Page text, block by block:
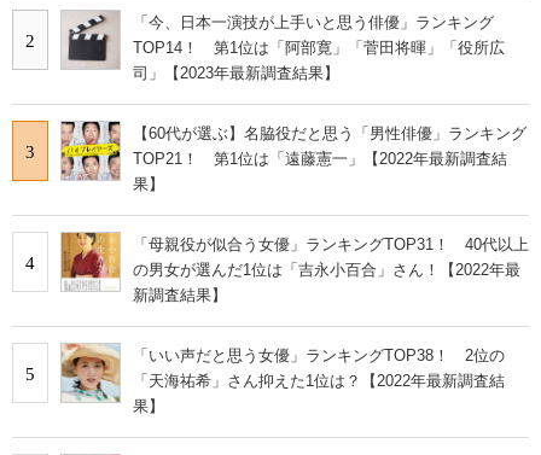
2
「今、日本一演技が上手いと思う俳優」ランキング
TOP14！ 第1位は「阿部寛」「菅田将暉」「役所広
司」【2023年最新調査結果】
3
【60代が選ぶ】名脇役だと思う「男性俳優」ランキング
TOP21！ 第1位は「遠藤憲一」【2022年最新調査結
果】
4
「母親役が似合う女優」ランキングTOP31！ 40代以上
の男女が選んだ1位は「吉永小百合」さん！【2022年最
新調査結果】
5
「いい声だと思う女優」ランキングTOP38！ 2位の
「天海祐希」さん抑えた1位は？【2022年最新調査結
果】